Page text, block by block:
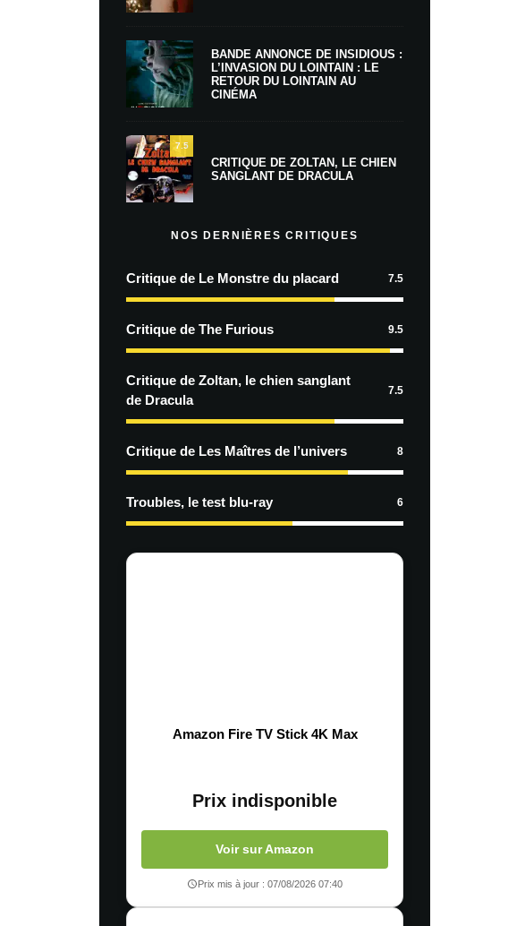
BANDE ANNONCE DE INSIDIOUS :
L’INVASION DU LOINTAIN : LE
RETOUR DU LOINTAIN AU
CINÉMA
7.5
CRITIQUE DE ZOLTAN, LE CHIEN
SANGLANT DE DRACULA
NOS DERNIÈRES CRITIQUES
Critique de Le Monstre du placard 7.5
Critique de The Furious 9.5
Critique de Zoltan, le chien sanglant
de Dracula
7.5
Critique de Les Maîtres de l’univers 8
Troubles, le test blu-ray 6
Amazon Fire TV Stick 4K Max
Prix indisponible
Voir sur Amazon
Prix mis à jour : 07/08/2026 07:40